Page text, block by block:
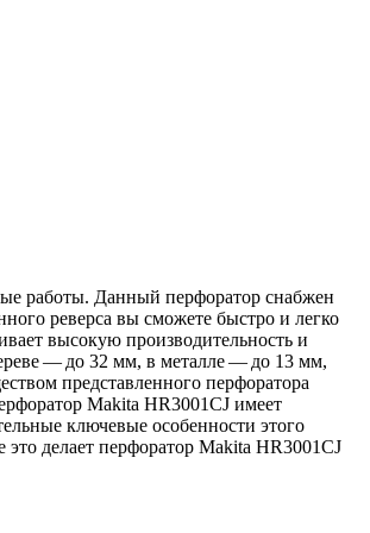
работы. Данный перфоратор снабжен
реверса вы сможете быстро и легко
высокую производительность и
— до 32 мм, в металле — до 13 мм,
представленного перфоратора
Makita HR3001CJ имеет
ключевые особенности этого
делает перфоратор Makita HR3001CJ